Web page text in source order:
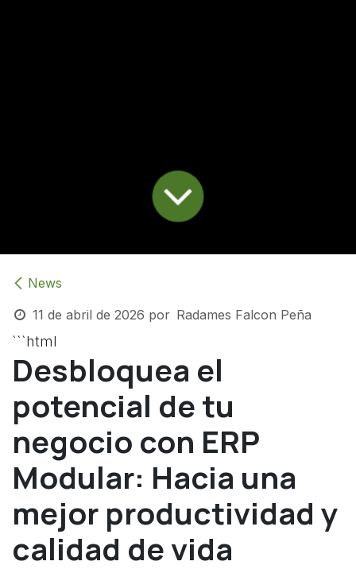
News
11 de abril de 2026 por Radames Falcon Peña
```html
Desbloquea el
potencial de tu
negocio con ERP
Modular: Hacia una
mejor productividad y
calidad de vida